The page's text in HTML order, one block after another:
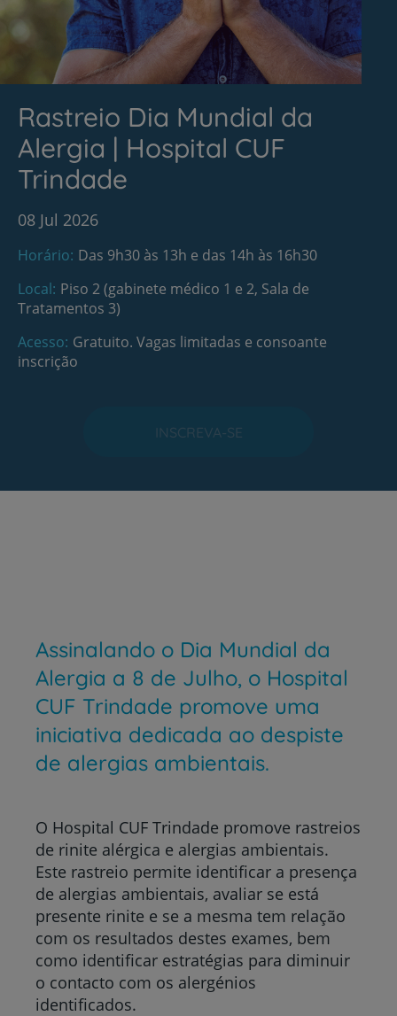
Rastreio Dia Mundial da
Alergia | Hospital CUF
Trindade
08 Jul 2026
Horário Das 9h30 às 13h e das 14h às 16h30
Local Piso 2 (gabinete médico 1 e 2, Sala de
Tratamentos 3)
Acesso Gratuito. Vagas limitadas e consoante
inscrição
INSCREVA-SE
Assinalando o Dia Mundial da
Alergia a 8 de Julho, o Hospital
CUF Trindade promove uma
iniciativa dedicada ao despiste
de alergias ambientais.
O Hospital CUF Trindade promove rastreios
de rinite alérgica e alergias ambientais.
Este rastreio permite identificar a presença
de alergias ambientais, avaliar se está
presente rinite e se a mesma tem relação
com os resultados destes exames, bem
como identificar estratégias para diminuir
o contacto com os alergénios
identificados.